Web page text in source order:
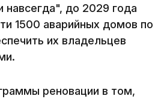
навсегда", до 2029 года
1500 аварийных домов по
их владельцев
реновации в том,